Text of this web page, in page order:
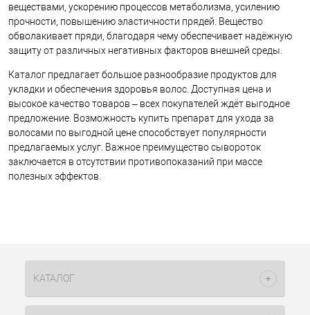
веществами, ускорению процессов метаболизма, усилению
прочности, повышению эластичности прядей. Вещество
обволакивает пряди, благодаря чему обеспечивает надёжную
защиту от различных негативных факторов внешней среды.
Каталог предлагает большое разнообразие продуктов для
укладки и обеспечения здоровья волос. Доступная цена и
высокое качество товаров – всех покупателей ждёт выгодное
предложение. Возможность купить препарат для ухода за
волосами по выгодной цене способствует популярности
предлагаемых услуг. Важное преимущество сывороток
заключается в отсутствии противопоказаний при массе
полезных эффектов.
КАТАЛОГ